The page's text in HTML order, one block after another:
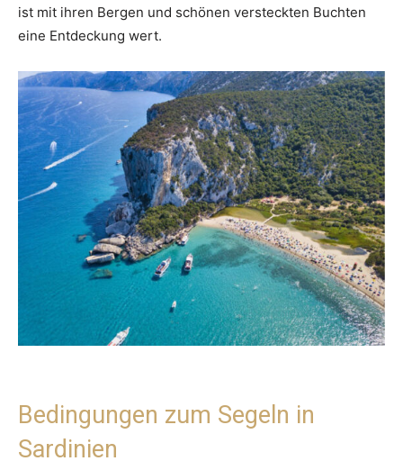
ist mit ihren Bergen und schönen versteckten Buchten
eine Entdeckung wert.
Bedingungen zum Segeln in
Sardinien